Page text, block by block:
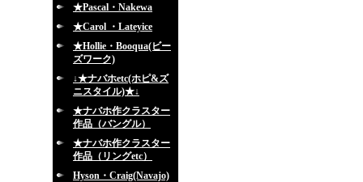
★Pascal・Nakewa
★Carol ・Lateyice
★Hollie・Booqua(ビー
ズワーク)
↓★ナバホetc(ホピ&ズ
ニスタイル)★↓
★ナバホ作クラスター
作品（バングル）
★ナバホ作クラスター
作品（リングetc）
Hyson・Craig(Navajo)